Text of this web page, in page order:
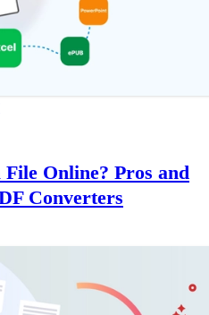
Online? Pros and
Converters